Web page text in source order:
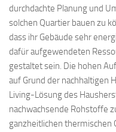
durchdachte Planung und
solchen Quartier bauen zu
dass ihr Gebäude sehr
dafür aufgewendeten
gestaltet sein. Die hohen
auf Grund der nachhaltigen
Living-Lösung des
nachwachsende Rohstoffe
ganzheitlichen thermischen